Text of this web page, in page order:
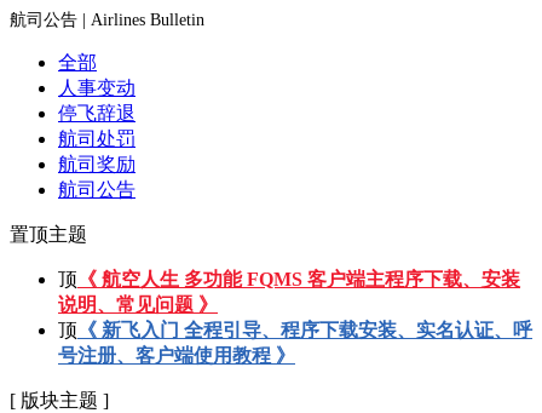
航司公告 | Airlines Bulletin
全部
人事变动
停飞辞退
航司处罚
航司奖励
航司公告
置顶主题
顶 《 航空人生 多功能 FQMS 客户端主程序下载、安装
说明、常见问题 》
顶 《 新飞入门 全程引导、程序下载安装、实名认证、呼
号注册、客户端使用教程 》
[ 版块主题 ]